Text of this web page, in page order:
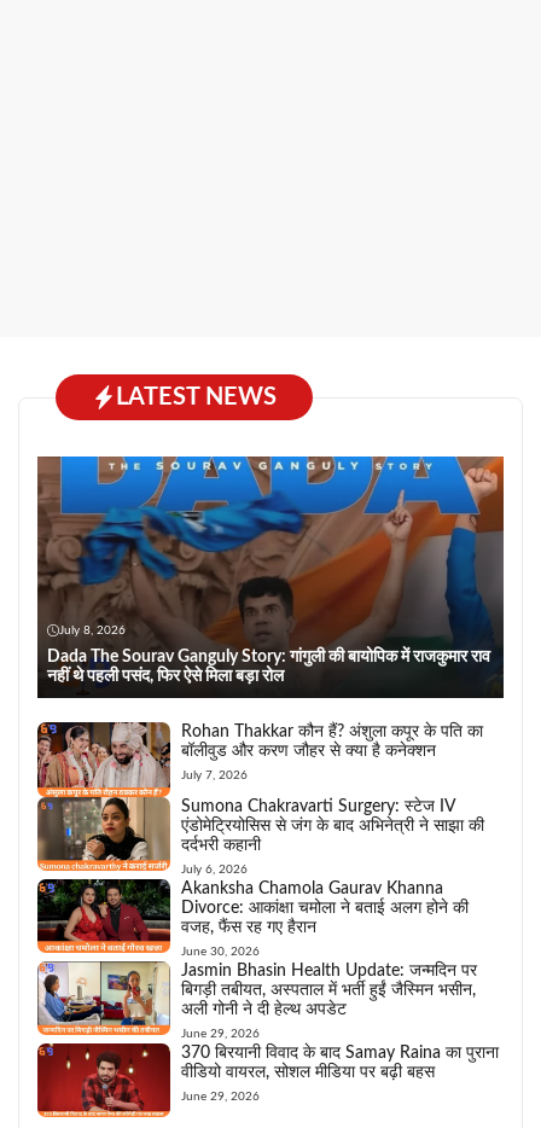
LATEST NEWS
July 8, 2026
Dada The Sourav Ganguly Story: गांगुली की बायोपिक में राजकुमार राव
नहीं थे पहली पसंद, फिर ऐसे मिला बड़ा रोल
Rohan Thakkar कौन हैं? अंशुला कपूर के पति का
बॉलीवुड और करण जौहर से क्या है कनेक्शन
July 7, 2026
Sumona Chakravarti Surgery: स्टेज IV
एंडोमेट्रियोसिस से जंग के बाद अभिनेत्री ने साझा की
दर्दभरी कहानी
July 6, 2026
Akanksha Chamola Gaurav Khanna
Divorce: आकांक्षा चमोला ने बताई अलग होने की
वजह, फैंस रह गए हैरान
June 30, 2026
Jasmin Bhasin Health Update: जन्मदिन पर
बिगड़ी तबीयत, अस्पताल में भर्ती हुईं जैस्मिन भसीन,
अली गोनी ने दी हेल्थ अपडेट
June 29, 2026
370 बिरयानी विवाद के बाद Samay Raina का पुराना
वीडियो वायरल, सोशल मीडिया पर बढ़ी बहस
June 29, 2026